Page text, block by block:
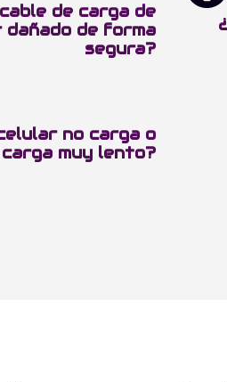
de carga de
de forma
segura?
no carga o
carga muy lento?